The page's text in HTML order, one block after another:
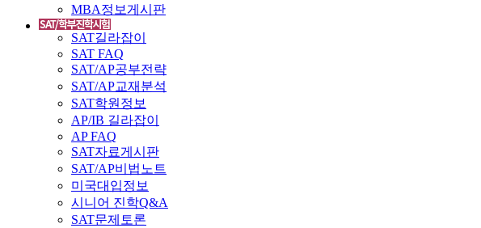
MBA정보게시판
SAT길라잡이
SAT FAQ
SAT/AP공부전략
SAT/AP교재분석
SAT학원정보
AP/IB 길라잡이
AP FAQ
SAT자료게시판
SAT/AP비법노트
미국대입정보
시니어 진학Q&A
SAT문제토론